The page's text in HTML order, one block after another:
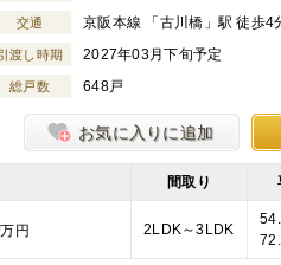
交通 京阪本線 「古川橋」駅 徒歩4
渡し時期 2027年03月下旬予定
総戸数 648戸
お気に入りに追加
間取り
万円 2LDK～3LDK